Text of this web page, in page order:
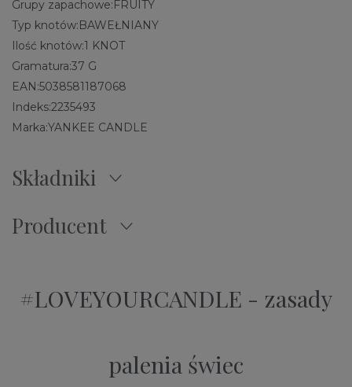
Grupy zapachowe: FRUITY
Typ knotów:BAWEŁNIANY
Ilość knotów:1 KNOT
Gramatura:37 G
EAN:5038581187068
Indeks:2235493
Marka:YANKEE CANDLE
Składniki
Producent
#LOVEYOURCANDLE - zasady
palenia świec